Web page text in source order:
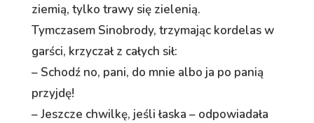
ziemią, tylko trawy się zielenią.
Tymczasem Sinobrody, trzymając kordelas w
garści, krzyczał z całych sił:
– Schodź no, pani, do mnie albo ja po panią
przyjdę!
– Jeszcze chwilkę, jeśli łaska – odpowiadała